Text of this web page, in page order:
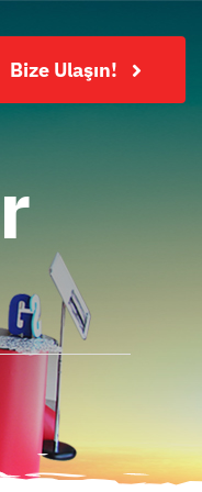
Bize Ulaşın!